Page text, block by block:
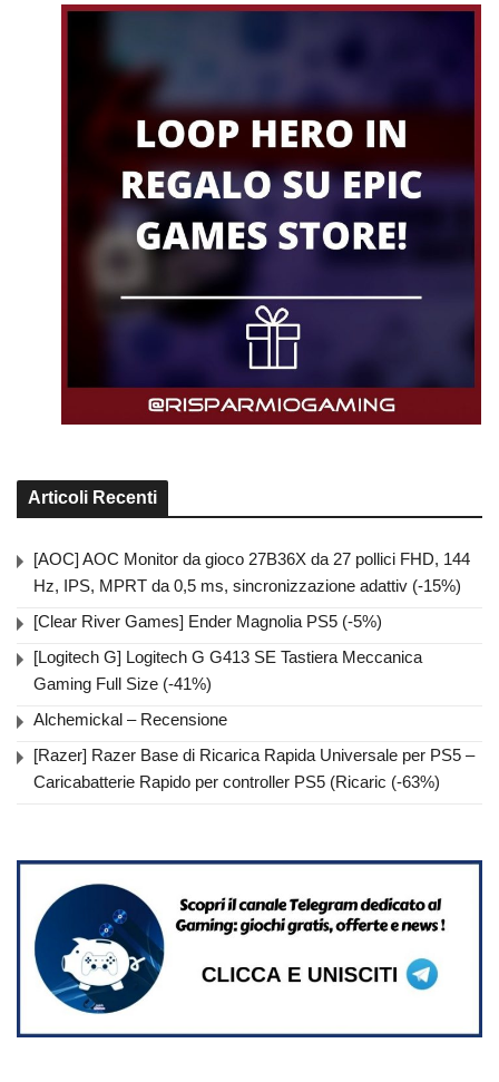
Articoli Recenti
[AOC] AOC Monitor da gioco 27B36X da 27 pollici FHD, 144
Hz, IPS, MPRT da 0,5 ms, sincronizzazione adattiv (-15%)
[Clear River Games] Ender Magnolia PS5 (-5%)
[Logitech G] Logitech G G413 SE Tastiera Meccanica
Gaming Full Size (-41%)
Alchemickal – Recensione
[Razer] Razer Base di Ricarica Rapida Universale per PS5 –
Caricabatterie Rapido per controller PS5 (Ricaric (-63%)